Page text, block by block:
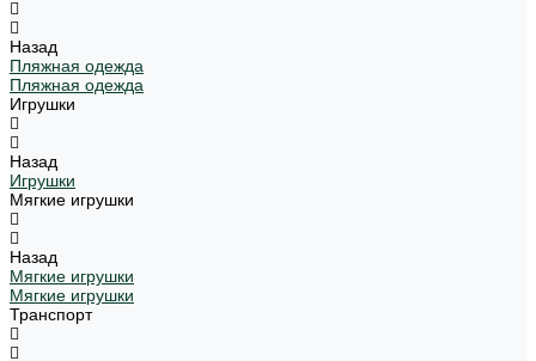
Назад
Пляжная одежда
Пляжная одежда
Игрушки
Назад
Игрушки
Мягкие игрушки
Назад
Мягкие игрушки
Мягкие игрушки
Транспорт